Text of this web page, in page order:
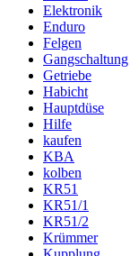
Elektronik
Enduro
Felgen
Gangschaltung
Getriebe
Habicht
Hauptdüse
Hilfe
kaufen
KBA
kolben
KR51
KR51/1
KR51/2
Krümmer